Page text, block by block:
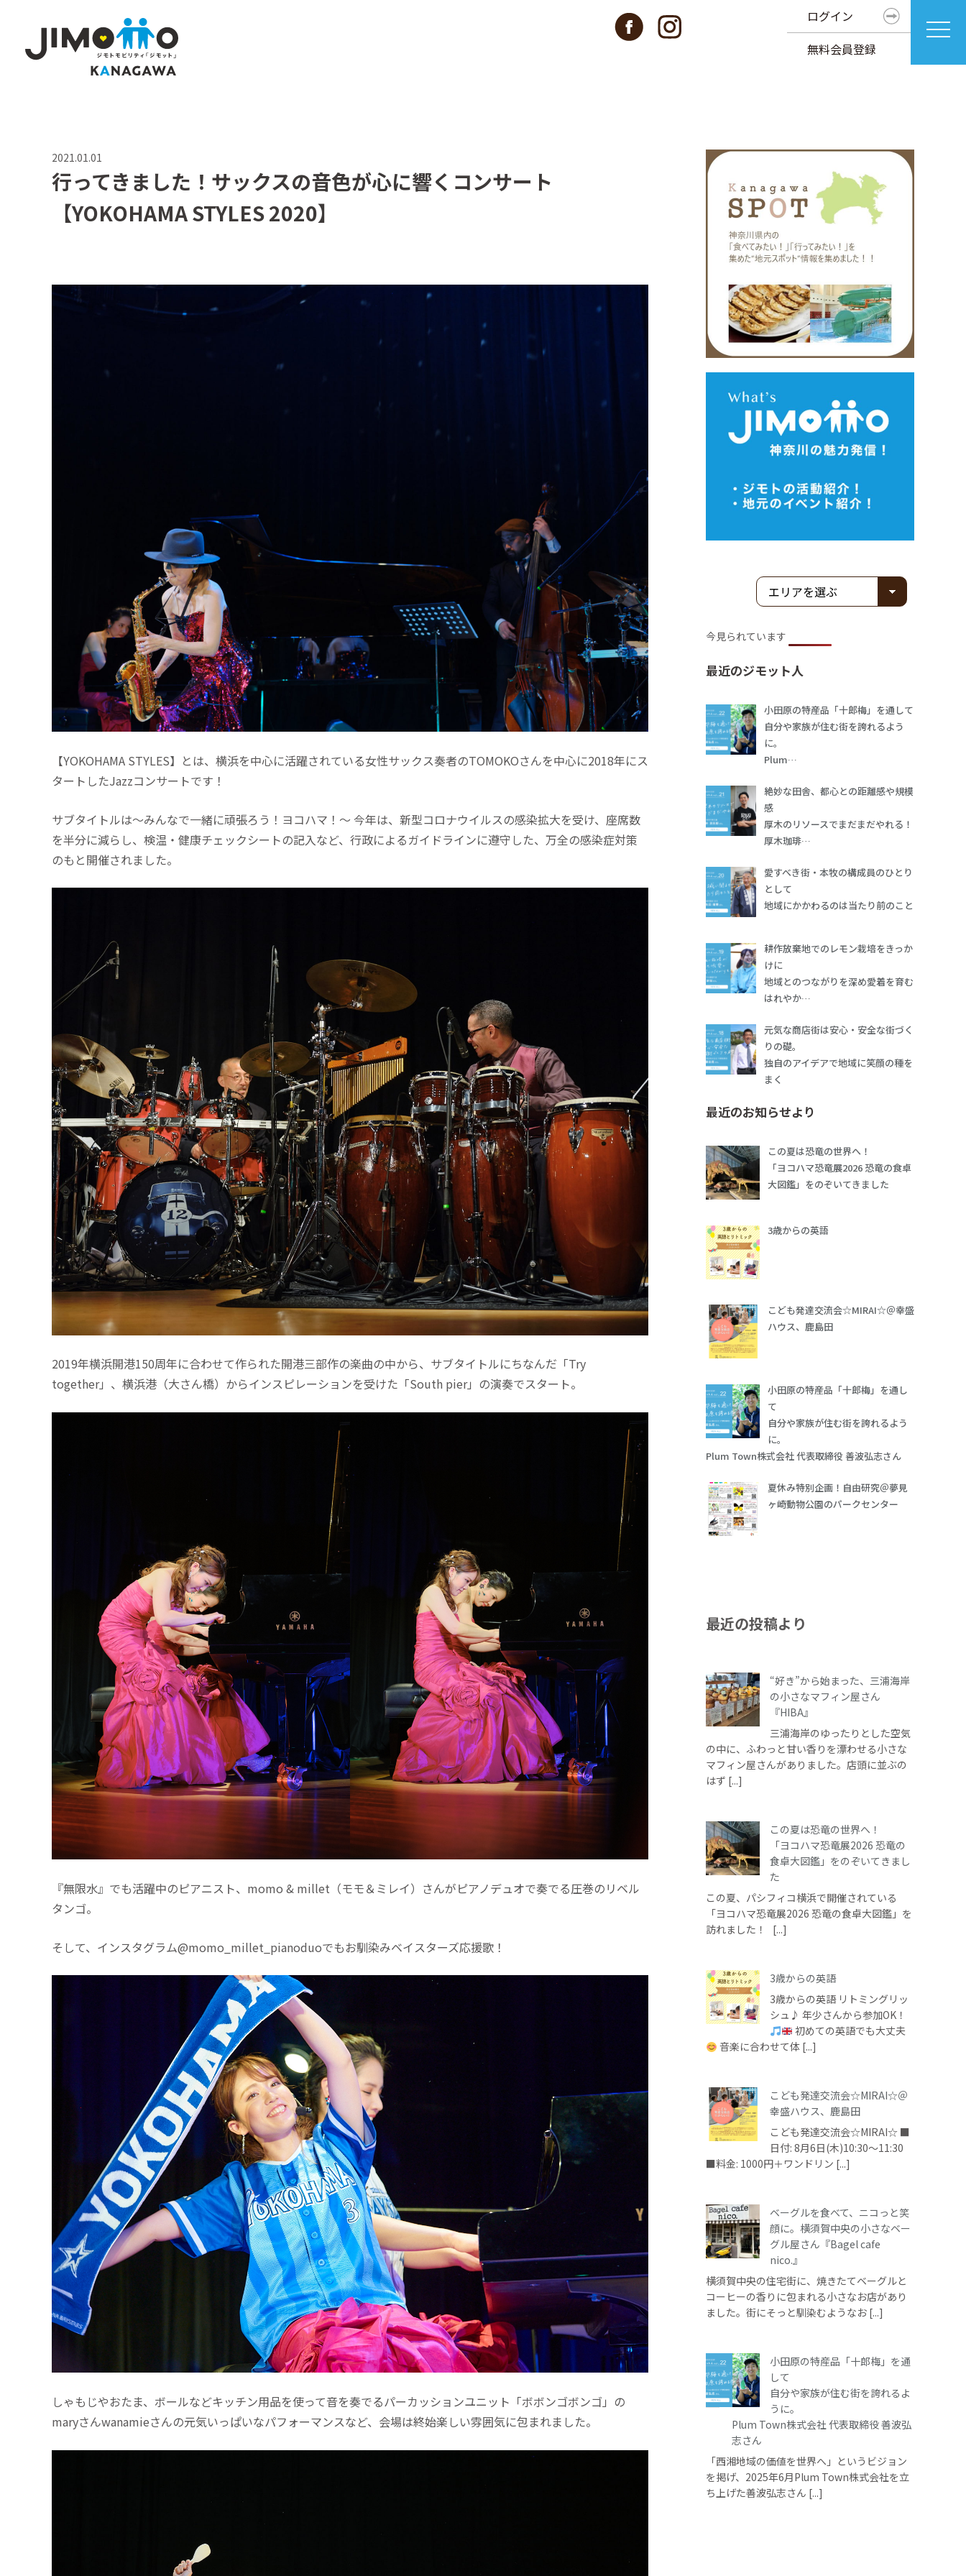
ログイン
無料会員登録
2021.01.01
行ってきました！サックスの音色が心に響くコンサート
【YOKOHAMA STYLES 2020】
【YOKOHAMA STYLES】とは、横浜を中心に活躍されている女性サックス奏者のTOMOKOさんを中心に2018年にス
タートしたJazzコンサートです！
サブタイトルは～みんなで一緒に頑張ろう！ヨコハマ！～ 今年は、新型コロナウイルスの感染拡大を受け、座席数
を半分に減らし、検温・健康チェックシートの記入など、行政によるガイドラインに遵守した、万全の感染症対策
のもと開催されました。
2019年横浜開港150周年に合わせて作られた開港三部作の楽曲の中から、サブタイトルにちなんだ「Try
together」、横浜港（大さん橋）からインスピレーションを受けた「South pier」の演奏でスタート。
『無限水』でも活躍中のピアニスト、momo & millet（モモ＆ミレイ）さんがピアノデュオで奏でる圧巻のリベル
タンゴ。
そして、インスタグラム@momo_millet_pianoduoでもお馴染みベイスターズ応援歌！
しゃもじやおたま、ボールなどキッチン用品を使って音を奏でるパーカッションユニット「ボボンゴボンゴ」の
maryさんwanamieさんの元気いっぱいなパフォーマンスなど、会場は終始楽しい雰囲気に包まれました。
今見られています
最近のジモット人
小田原の特産品「十郎梅」を通して
自分や家族が住む街を誇れるよう
に。
Plum…
絶妙な田舎、都心との距離感や規模
感
厚木のリソースでまだまだやれる！
厚木珈琲…
愛すべき街・本牧の構成員のひとり
として
地域にかかわるのは当たり前のこと
耕作放棄地でのレモン栽培をきっか
けに
地域とのつながりを深め愛着を育む
はれやか…
元気な商店街は安心・安全な街づく
りの礎。
独自のアイデアで地域に笑顔の種を
まく
最近のお知らせより
この夏は恐竜の世界へ！
「ヨコハマ恐竜展2026 恐竜の食卓
大図鑑」をのぞいてきました
3歳からの英語
こども発達交流会☆MIRAI☆＠幸盛
ハウス、鹿島田
小田原の特産品「十郎梅」を通し
て
自分や家族が住む街を誇れるよう
に。
Plum Town株式会社 代表取締役 善波弘志さん
夏休み特別企画！自由研究＠夢見
ヶ崎動物公園のパークセンター
最近の投稿より
“好き”から始まった、三浦海岸
の小さなマフィン屋さん
『HIBA』
三浦海岸のゆったりとした空気
の中に、ふわっと甘い香りを漂わせる小さな
マフィン屋さんがありました。店頭に並ぶの
はず [...]
この夏は恐竜の世界へ！
「ヨコハマ恐竜展2026 恐竜の
食卓大図鑑」をのぞいてきまし
た
この夏、パシフィコ横浜で開催されている
「ヨコハマ恐竜展2026 恐竜の食卓大図鑑」を
訪れました！ [...]
3歳からの英語
3歳からの英語 リトミングリッ
シュ♪ 年少さんから参加OK！
初めての英語でも大丈夫
音楽に合わせて体 [...]
こども発達交流会☆MIRAI☆＠
幸盛ハウス、鹿島田
こども発達交流会☆MIRAI☆ ■
日付: 8月6日(木)10:30～11:30
■料金: 1000円＋ワンドリン [...]
ベーグルを食べて、ニコっと笑
顔に。横須賀中央の小さなベー
グル屋さん『Bagel cafe
nico.』
横須賀中央の住宅街に、焼きたてベーグルと
コーヒーの香りに包まれる小さなお店があり
ました。街にそっと馴染むようなお [...]
小田原の特産品「十郎梅」を通
して
自分や家族が住む街を誇れるよ
うに。
Plum Town株式会社 代表取締役 善波弘
志さん
「西湘地域の価値を世界へ」というビジョン
を掲げ、2025年6月Plum Town株式会社を立
ち上げた善波弘志さん [...]